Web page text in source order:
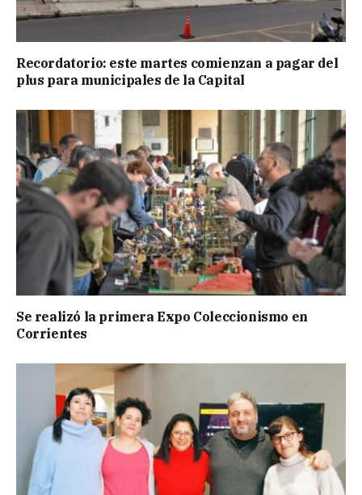
Recordatorio: este martes comienzan a pagar del
plus para municipales de la Capital
Se realizó la primera Expo Coleccionismo en
Corrientes